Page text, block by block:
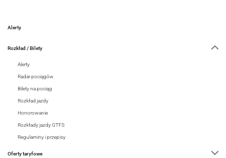
Alerty
Rozkład / Bilety
Alerty
Radar pociągów
Bilety na pociąg
Rozkład jazdy
Honorowanie
Rozkłady jazdy GTFS
Regulaminy i przepisy
Oferty taryfowe